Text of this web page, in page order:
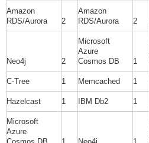
Amazon
RDS/Aurora
2
Amazon
RDS/Aurora
2
Neo4j 2
Microsoft
Azure
Cosmos DB
1
C-Tree 1 Memcached 1
Hazelcast 1 IBM Db2 1
Microsoft
Azure